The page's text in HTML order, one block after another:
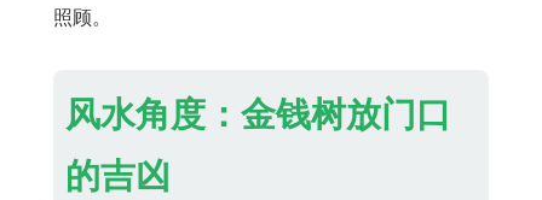
照顾。
风水角度：金钱树放门口
的吉凶